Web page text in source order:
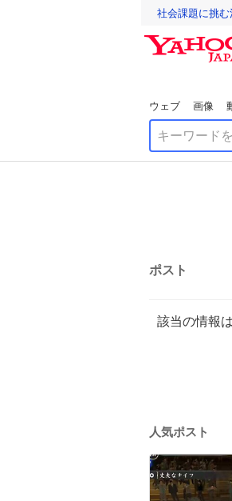
社会課題に挑
ウェブ 画像
ポスト
該当の情報
人気ポスト